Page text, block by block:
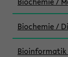
Biochemie /
Bioinformatik